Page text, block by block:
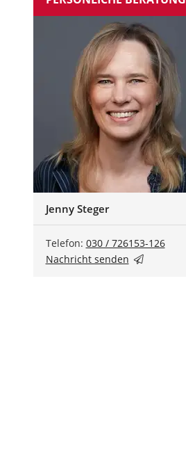
Jenny Steger
Telefon: 030 / 726153-126
Nachricht senden